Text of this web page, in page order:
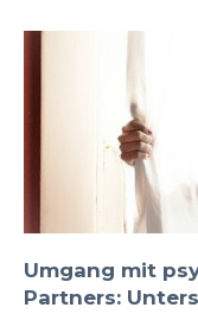
Umgang mit
Partners: